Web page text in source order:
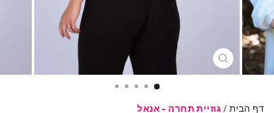
סגרי
דף הבית / גוזיית תחרה - אנאל